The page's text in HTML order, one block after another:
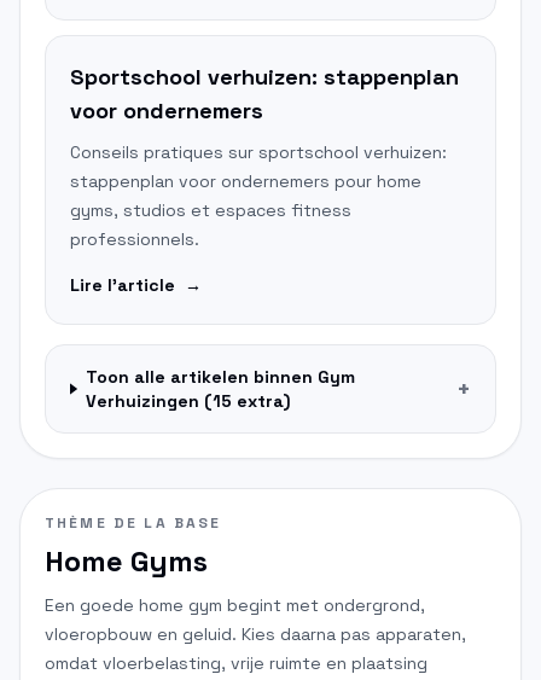
Sportschool verhuizen: stappenplan
voor ondernemers
Conseils pratiques sur sportschool verhuizen:
stappenplan voor ondernemers pour home
gyms, studios et espaces fitness
professionnels.
Lire l'article →
Toon alle artikelen binnen Gym
Verhuizingen (15 extra) +
THÈME DE LA BASE
Home Gyms
Een goede home gym begint met ondergrond,
vloeropbouw en geluid. Kies daarna pas apparaten,
omdat vloerbelasting, vrije ruimte en plaatsing